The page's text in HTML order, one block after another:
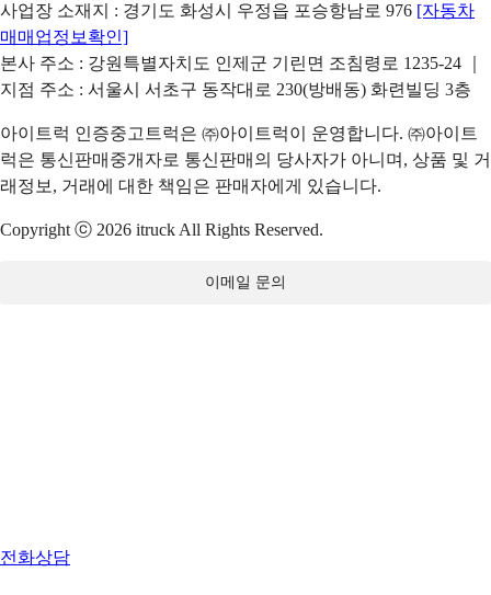
사업장 소재지 : 경기도 화성시 우정읍 포승항남로 976 [자동차
매매업정보확인]
본사 주소 : 강원특별자치도 인제군 기린면 조침령로 1235-24 ｜
지점 주소 : 서울시 서초구 동작대로 230(방배동) 화련빌딩 3층
아이트럭 인증중고트럭은 ㈜아이트럭이 운영합니다. ㈜아이트
럭은 통신판매중개자로 통신판매의 당사자가 아니며, 상품 및 거
래정보, 거래에 대한 책임은 판매자에게 있습니다.
Copyright ⓒ 2026 itruck All Rights Reserved.
이메일 문의
전화상담